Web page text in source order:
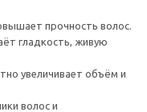
прочность волос.
гладкость, живую
увеличивает объём и
волос и